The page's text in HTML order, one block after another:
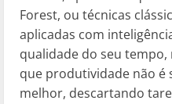
Forest, ou técnicas
aplicadas com
qualidade do seu
que produtividade não é
melhor, descartando